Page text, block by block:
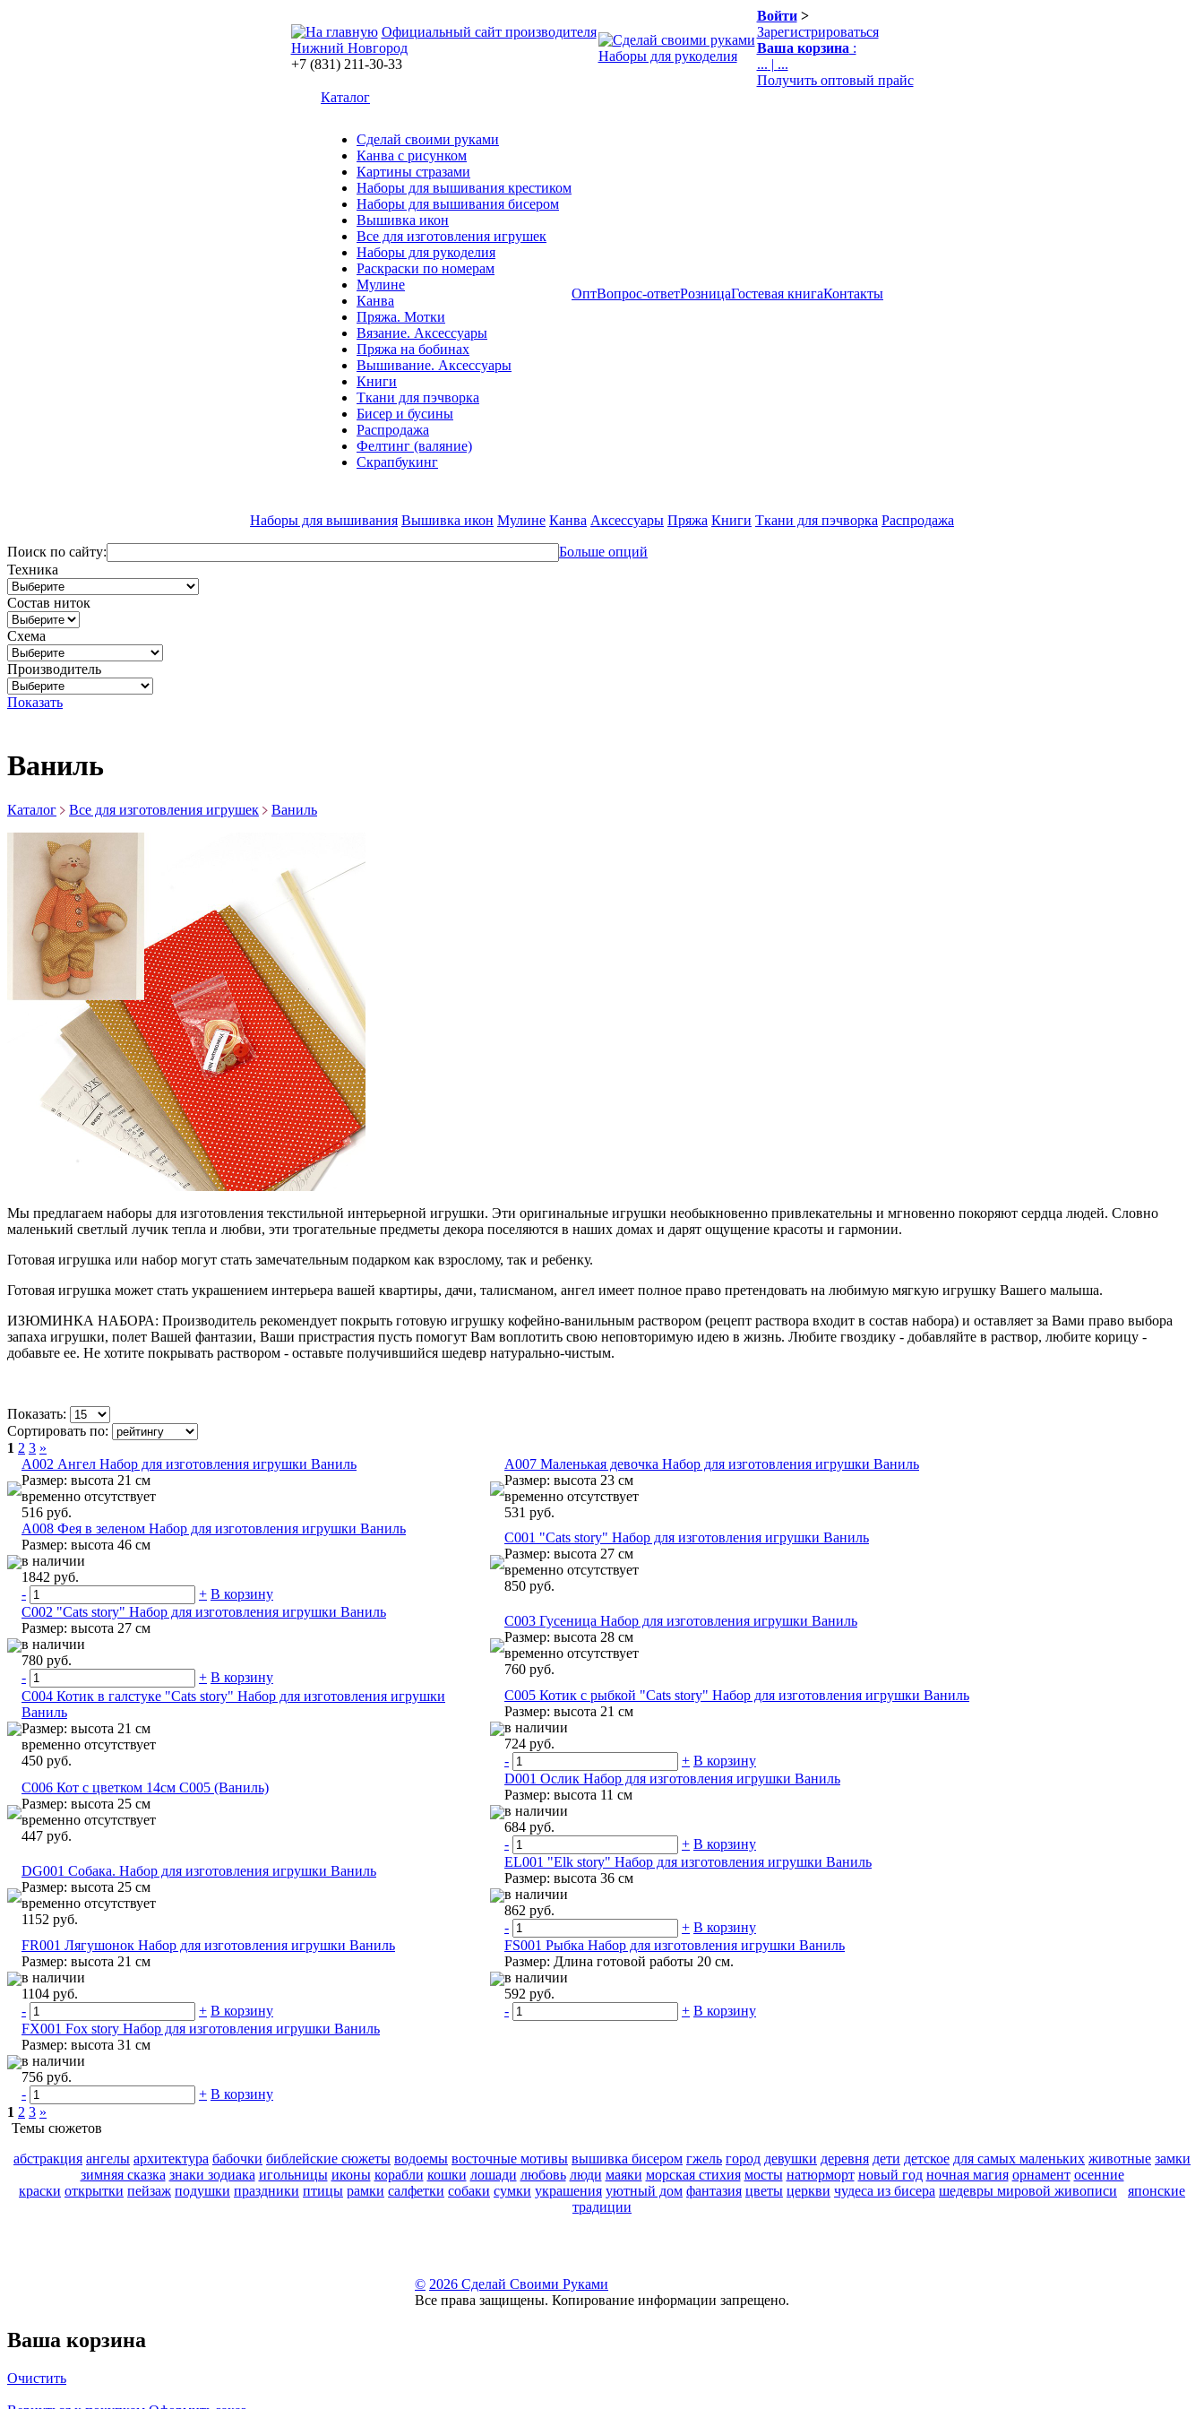
Официальный сайт производителя
Нижний Новгород
+7 (831) 211-30-33
Наборы для рукоделия
Войти>
Зарегистрироваться
Ваша корзина :
... | ...
Получить оптовый прайс
Каталог
Сделай своими руками
Канва с рисунком
Картины стразами
Наборы для вышивания крестиком
Наборы для вышивания бисером
Вышивка икон
Все для изготовления игрушек
Наборы для рукоделия
Раскраски по номерам
Мулине
Канва
Пряжа. Мотки
Вязание. Аксессуары
Пряжа на бобинах
Вышивание. Аксессуары
Книги
Ткани для пэчворка
Бисер и бусины
Распродажа
Фелтинг (валяние)
Скрапбукинг
ОптВопрос-ответРозницаГостевая книгаКонтакты
Наборы для вышивания Вышивка икон Мулине Канва Аксессуары Пряжа Книги Ткани для пэчворка Распродажа
Поиск по сайту:
Больше опций
Техника
Состав ниток
Схема
Производитель
Показать
Ваниль
Каталог Все для изготовления игрушек Ваниль
Мы предлагаем наборы для изготовления текстильной интерьерной игрушки. Эти оригинальные игрушки необыкновенно привлекательны и мгновенно покоряют сердца людей. Словно
маленький светлый лучик тепла и любви, эти трогательные предметы декора поселяются в наших домах и дарят ощущение красоты и гармонии.
Готовая игрушка или набор могут стать замечательным подарком как взрослому, так и ребенку.
Готовая игрушка может стать украшением интерьера вашей квартиры, дачи, талисманом, ангел имеет полное право претендовать на любимую мягкую игрушку Вашего малыша.
ИЗЮМИНКА НАБОРА: Производитель рекомендует покрыть готовую игрушку кофейно-ванильным раствором (рецепт раствора входит в состав набора) и оставляет за Вами право выбора
запаха игрушки, полет Вашей фантазии, Ваши пристрастия пусть помогут Вам воплотить свою неповторимую идею в жизнь. Любите гвоздику - добавляйте в раствор, любите корицу -
добавьте ее. Не хотите покрывать раствором - оставьте получившийся шедевр натурально-чистым.
Показать:
Сортировать по:
1 2 3 »
A002 Ангел Набор для изготовления игрушки Ваниль
Размер: высота 21 см
временно отсутствует
516 руб.
A007 Маленькая девочка Набор для изготовления игрушки Ваниль
Размер: высота 23 см
временно отсутствует
531 руб.
A008 Фея в зеленом Набор для изготовления игрушки Ваниль
Размер: высота 46 см
в наличии
1842 руб.
-
+ В корзину
C001 "Cats story" Набор для изготовления игрушки Ваниль
Размер: высота 27 см
временно отсутствует
850 руб.
C002 "Cats story" Набор для изготовления игрушки Ваниль
Размер: высота 27 см
в наличии
780 руб.
-
+ В корзину
C003 Гусеница Набор для изготовления игрушки Ваниль
Размер: высота 28 см
временно отсутствует
760 руб.
C004 Котик в галстуке "Cats story" Набор для изготовления игрушки
Ваниль
Размер: высота 21 см
временно отсутствует
450 руб.
C005 Котик с рыбкой "Cats story" Набор для изготовления игрушки Ваниль
Размер: высота 21 см
в наличии
724 руб.
-
+ В корзину
C006 Кот с цветком 14см C005 (Ваниль)
Размер: высота 25 см
временно отсутствует
447 руб.
D001 Ослик Набор для изготовления игрушки Ваниль
Размер: высота 11 см
в наличии
684 руб.
-
+ В корзину
DG001 Собака. Набор для изготовления игрушки Ваниль
Размер: высота 25 см
временно отсутствует
1152 руб.
EL001 "Elk story" Набор для изготовления игрушки Ваниль
Размер: высота 36 см
в наличии
862 руб.
-
+ В корзину
FR001 Лягушонок Набор для изготовления игрушки Ваниль
Размер: высота 21 см
в наличии
1104 руб.
-
+ В корзину
FS001 Рыбка Набор для изготовления игрушки Ваниль
Размер: Длина готовой работы 20 см.
в наличии
592 руб.
-
+ В корзину
FX001 Fox story Набор для изготовления игрушки Ваниль
Размер: высота 31 см
в наличии
756 руб.
-
+ В корзину
1 2 3 »
Темы сюжетов
абстракция ангелы архитектура бабочки библейские сюжеты водоемы восточные мотивы вышивка бисером гжель город девушки деревня дети детское для самых маленьких животные замки
зимняя сказка знаки зодиака игольницы иконы корабли кошки лошади любовь люди маяки морская стихия мосты натюрморт новый год ночная магия орнамент осенние
краски открытки пейзаж подушки праздники птицы рамки салфетки собаки сумки украшения уютный дом фантазия цветы церкви чудеса из бисера шедевры мировой живописи
японские
традиции
© 2026 Сделай Своими Руками
Все права защищены. Копирование информации запрещено.
Ваша корзина
Очистить